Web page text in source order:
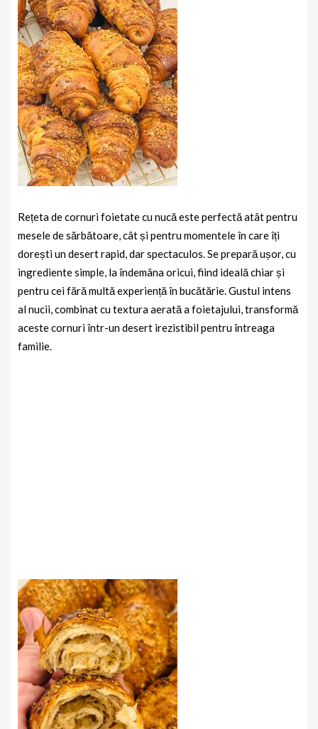
Rețeta de cornuri foietate cu nucă este perfectă atât pentru
mesele de sărbătoare, cât și pentru momentele în care îți
dorești un desert rapid, dar spectaculos. Se prepară ușor, cu
ingrediente simple, la îndemâna oricui, fiind ideală chiar și
pentru cei fără multă experiență în bucătărie. Gustul intens
al nucii, combinat cu textura aerată a foietajului, transformă
aceste cornuri într-un desert irezistibil pentru întreaga
familie.